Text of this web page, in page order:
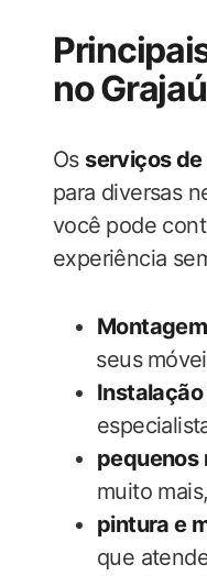
no
Os serviços
para diversas
você⁣ pode
experiência
⁢seus
pequenos
muito
pintura e
que